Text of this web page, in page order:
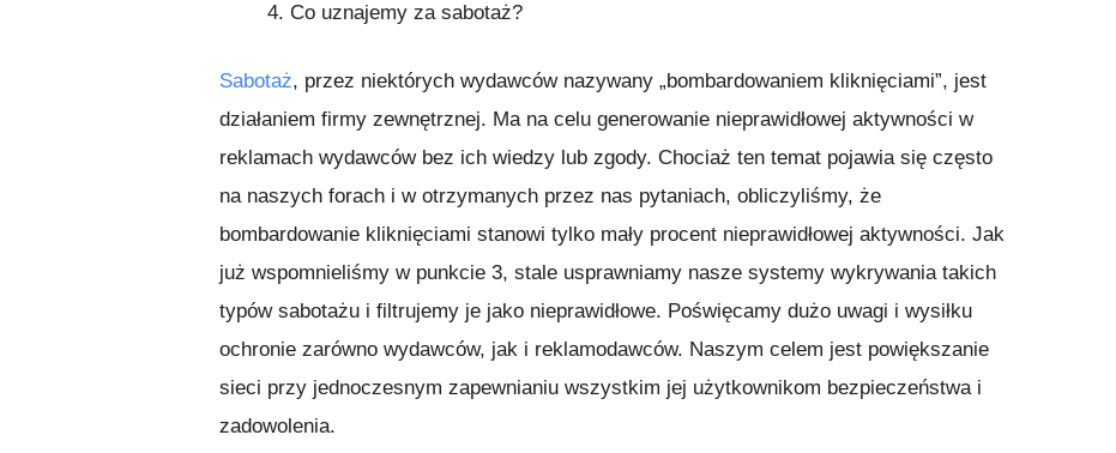
4. Co uznajemy za sabotaż?
Sabotaż, przez niektórych wydawców nazywany „bombardowaniem kliknięciami”, jest
działaniem firmy zewnętrznej. Ma na celu generowanie nieprawidłowej aktywności w
reklamach wydawców bez ich wiedzy lub zgody. Chociaż ten temat pojawia się często
na naszych forach i w otrzymanych przez nas pytaniach, obliczyliśmy, że
bombardowanie kliknięciami stanowi tylko mały procent nieprawidłowej aktywności. Jak
już wspomnieliśmy w punkcie 3, stale usprawniamy nasze systemy wykrywania takich
typów sabotażu i filtrujemy je jako nieprawidłowe. Poświęcamy dużo uwagi i wysiłku
ochronie zarówno wydawców, jak i reklamodawców. Naszym celem jest powiększanie
sieci przy jednoczesnym zapewnianiu wszystkim jej użytkownikom bezpieczeństwa i
zadowolenia.